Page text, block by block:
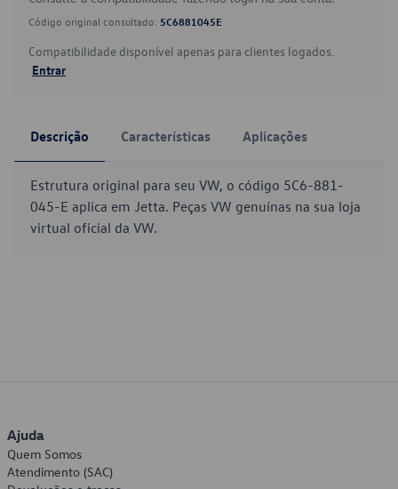
Código original consultado: 5C6881045E
Compatibilidade disponível apenas para clientes logados.
Entrar
Descrição Características Aplicações
Estrutura original para seu VW, o código 5C6-881-
045-E aplica em Jetta. Peças VW genuínas na sua loja
virtual oficial da VW.
Ajuda
Quem Somos
Atendimento (SAC)